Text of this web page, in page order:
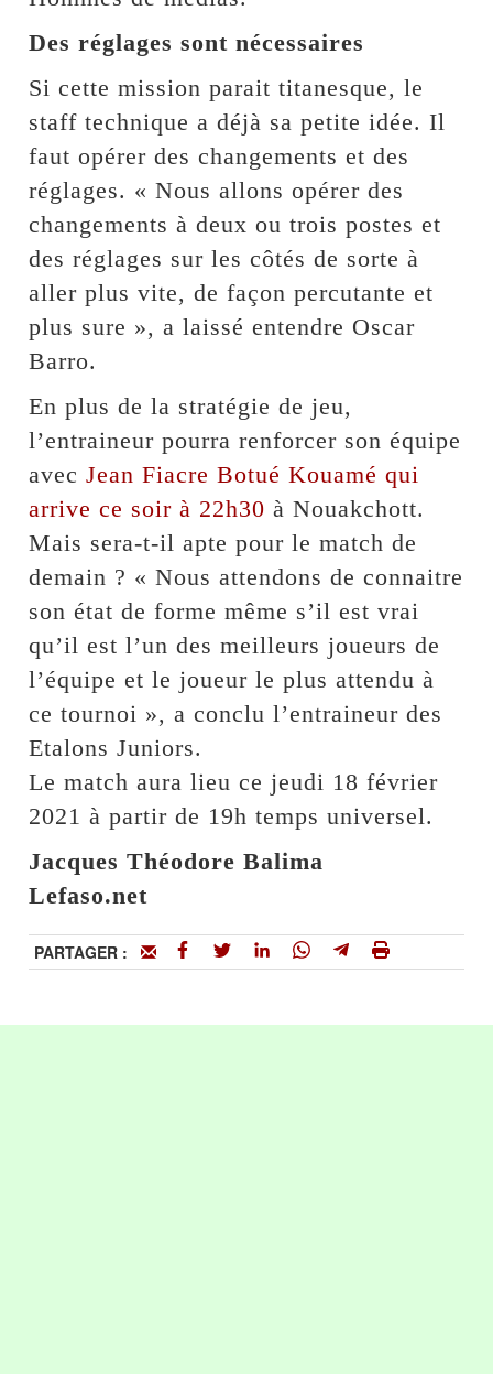
Des réglages sont nécessaires
Si cette mission parait titanesque, le
staff technique a déjà sa petite idée. Il
faut opérer des changements et des
réglages. « Nous allons opérer des
changements à deux ou trois postes et
des réglages sur les côtés de sorte à
aller plus vite, de façon percutante et
plus sure », a laissé entendre Oscar
Barro.
En plus de la stratégie de jeu,
l’entraineur pourra renforcer son équipe
avecJean Fiacre Botué Kouamé qui
arrive ce soir à 22h30 à Nouakchott.
Mais sera-t-il apte pour le match de
demain ? « Nous attendons de connaitre
son état de forme même s’il est vrai
qu’il est l’un des meilleurs joueurs de
l’équipe et le joueur le plus attendu à
ce tournoi », a conclu l’entraineur des
Etalons Juniors.
Le match aura lieu ce jeudi 18 février
2021 à partir de 19h temps universel.
Jacques Théodore Balima
Lefaso.net
PARTAGER :